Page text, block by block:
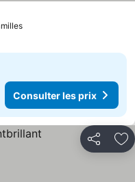
Consulter les prix
Partager